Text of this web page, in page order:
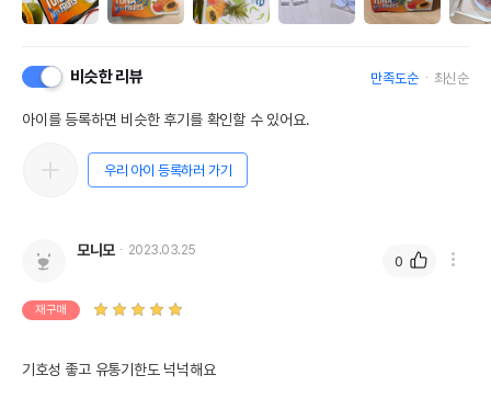
비슷한 리뷰 만족도순 최신순
아이를 등록하면 비슷한 후기를 확인할 수 있어요.
우리 아이 등록하러 가기
모니모 2023.03.25
재구매
기호성 좋고 유통기한도 넉넉해요
0